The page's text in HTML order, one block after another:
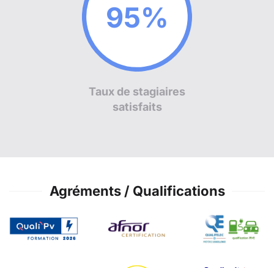
97%
Taux de stagiaires
satisfaits
Agréments / Qualifications